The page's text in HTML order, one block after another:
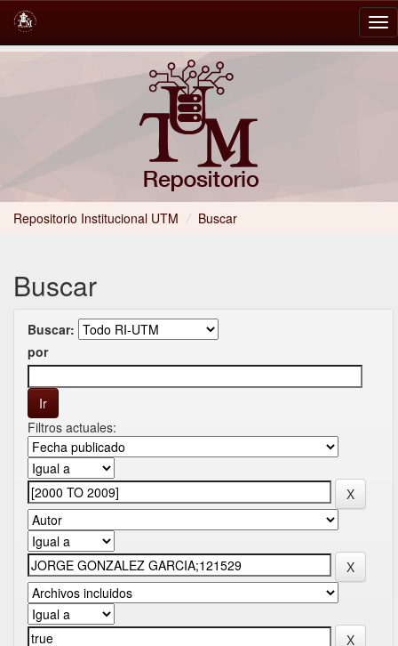
Repositorio Institucional UTM / Buscar
Buscar
Buscar:
por
Filtros actuales: